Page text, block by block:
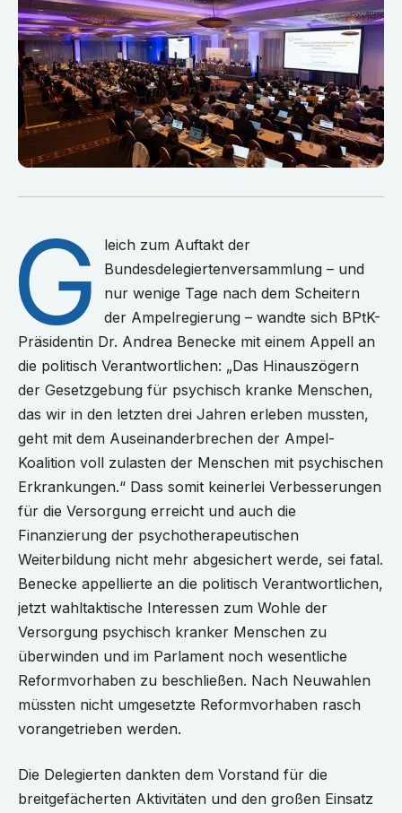
G
leich zum Auftakt der
Bundesdelegiertenversammlung – und
nur wenige Tage nach dem Scheitern
der Ampelregierung – wandte sich BPtK-
Präsidentin Dr. Andrea Benecke mit einem Appell an
die politisch Verantwortlichen: „Das Hinauszögern
der Gesetzgebung für psychisch kranke Menschen,
das wir in den letzten drei Jahren erleben mussten,
geht mit dem Auseinanderbrechen der Ampel-
Koalition voll zulasten der Menschen mit psychischen
Erkrankungen.“ Dass somit keinerlei Verbesserungen
für die Versorgung erreicht und auch die
Finanzierung der psychotherapeutischen
Weiterbildung nicht mehr abgesichert werde, sei fatal.
Benecke appellierte an die politisch Verantwortlichen,
jetzt wahltaktische Interessen zum Wohle der
Versorgung psychisch kranker Menschen zu
überwinden und im Parlament noch wesentliche
Reformvorhaben zu beschließen. Nach Neuwahlen
müssten nicht umgesetzte Reformvorhaben rasch
vorangetrieben werden.
Die Delegierten dankten dem Vorstand für die
breitgefächerten Aktivitäten und den großen Einsatz